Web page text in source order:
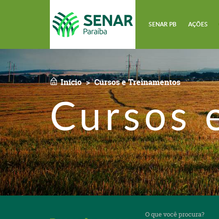
SENAR PB AÇÕES
Início Cursos e Treinamentos
Cursos
que